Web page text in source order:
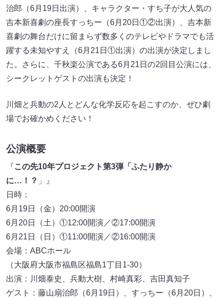
治郎（6月19日出演）、キャラクター・すち子が大人気の
吉本新喜劇の座長すっちー（6月20日①②出演）、吉本新
喜劇の舞台だけに留まらず数多くのテレビやドラマでも活
躍する未知やすえ（6月21日①出演）の出演が決定しまし
た。さらに、千秋楽公演である6月21日の2回目公演には、
シークレットゲストの出演も決定！
川畑と兵動の2人とどんな化学反応を起こすのか、ぜひ劇
場でお確かめください！
公演概要
『この先10年プロジェクト第3弾「ふたり静か
に…！？ 」』
日時：
6月19日（金）20:00開演
6月20日（土）①12:00開演／②17:00開演
6月21日（日）①11:00開演／②16:00開演
会場：ABCホール
（大阪府大阪市福島区福島1丁目1-30）
出演：川畑泰史、兵動大樹、村崎真彩、吉田真知子
ゲスト：藤山扇治郎（6月19日）、すっちー（6月20日）、